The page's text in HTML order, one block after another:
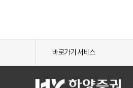
바로가기 서비스